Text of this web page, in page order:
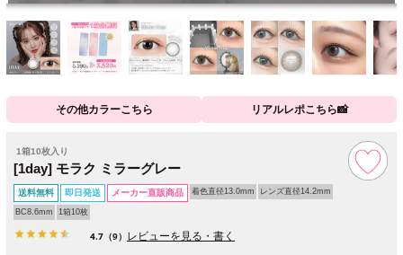
その他カラーこちら リアルレポこちら📸
1箱10枚入り
[1day] モラク ミラーグレー
送料無料 即日発送 メーカー直販商品 着色直径13.0mm レンズ直径14.2mm
BC8.6mm 1箱10枚
4.7 （9） レビューを見る・書く